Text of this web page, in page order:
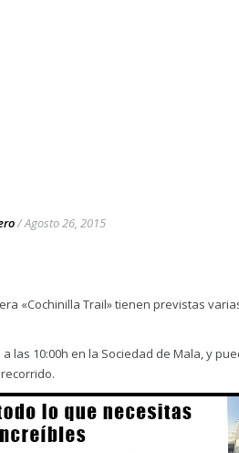
/Agosto 26, 2015
«Cochinilla Trail» tienen previstas
las 10:00h en la Sociedad de Mala, y